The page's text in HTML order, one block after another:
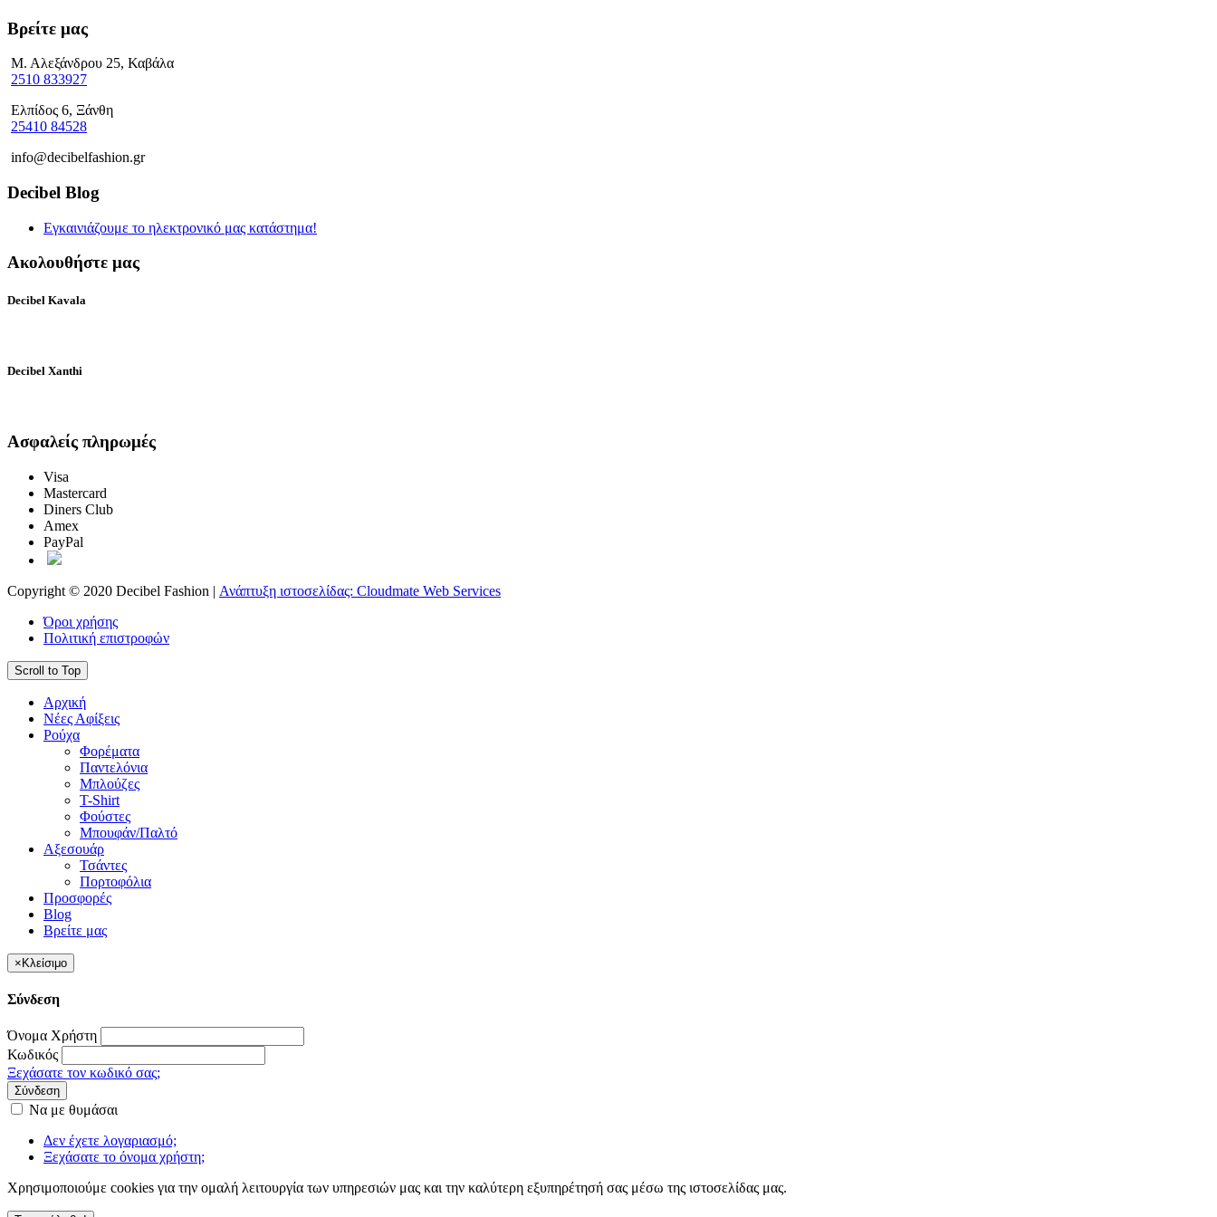
Βρείτε μας
Μ. Αλεξάνδρου 25, Καβάλα
2510 833927
Ελπίδος 6, Ξάνθη
25410 84528
info@decibelfashion.gr
Decibel Blog
Εγκαινιάζουμε το ηλεκτρονικό μας κατάστημα!
Ακολουθήστε μας
Decibel Kavala
Decibel Xanthi
Ασφαλείς πληρωμές
Visa
Mastercard
Diners Club
Amex
PayPal
Copyright © 2020 Decibel Fashion | Ανάπτυξη ιστοσελίδας: Cloudmate Web Services
Όροι χρήσης
Πολιτική επιστροφών
Scroll to Top
Αρχική
Νέες Αφίξεις
Ρούχα
Φορέματα
Παντελόνια
Μπλούζες
T-Shirt
Φούστες
Μπουφάν/Παλτό
Αξεσουάρ
Τσάντες
Πορτοφόλια
Προσφορές
Blog
Βρείτε μας
×Κλείσιμο
Σύνδεση
Όνομα Χρήστη
Κωδικός
Ξεχάσατε τον κωδικό σας;
Σύνδεση
Να με θυμάσαι
Δεν έχετε λογαριασμό;
Ξεχάσατε το όνομα χρήστη;
Χρησιμοποιούμε cookies για την ομαλή λειτουργία των υπηρεσιών μας και την καλύτερη εξυπηρέτησή σας μέσω της ιστοσελίδας μας.